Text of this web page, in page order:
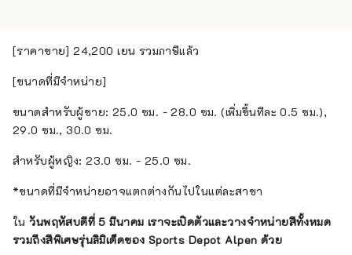
[ราคาขาย] 24,200 เยน รวมภาษีแล้ว
[ขนาดที่มีจำหน่าย]
ขนาดสำหรับผู้ชาย: 25.0 ซม. - 28.0 ซม. (เพิ่มขึ้นทีละ 0.5 ซม.),
29.0 ซม., 30.0 ซม.
สำหรับผู้หญิง: 23.0 ซม. - 25.0 ซม.
*ขนาดที่มีจำหน่ายอาจแตกต่างกันไปในแต่ละสาขา
ในวันพฤหัสบดีที่ 5 มีนาคม เราจะเปิดตัวและวางจำหน่ายสีทั้งหมด
รวมถึงสีพิเศษรุ่นลิมิเต็ดของ Sports Depot Alpen ด้วย